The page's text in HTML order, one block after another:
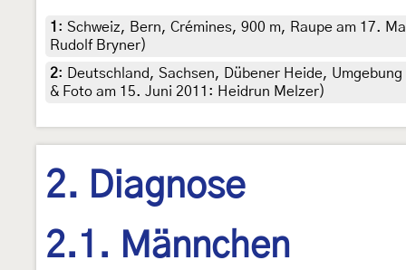
1 : Schweiz, Bern, Crémines, 900 m, Raupe am 17.
Rudolf Bryner)
2:
Deutschland, Sachsen, Dübener Heide,
& Foto am 15. Juni 2011: Heidrun Melzer)
2. Diagnose
2.1. Männchen